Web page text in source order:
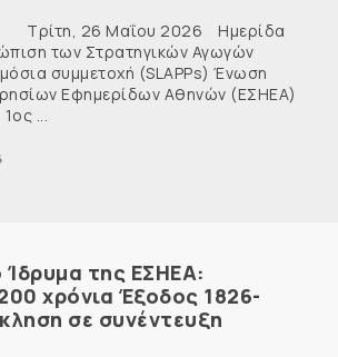
Μαΐου 2026 Ημερίδα
των Στρατηγικών Αγωγών
συμμετοχή (SLAPPs) Ένωση
Εφημερίδων Αθηνών (ΕΣΗΕΑ)
...
της ΕΣΗΕΑ:
χρόνια Έξοδος 1826-
σε συνέντευξη